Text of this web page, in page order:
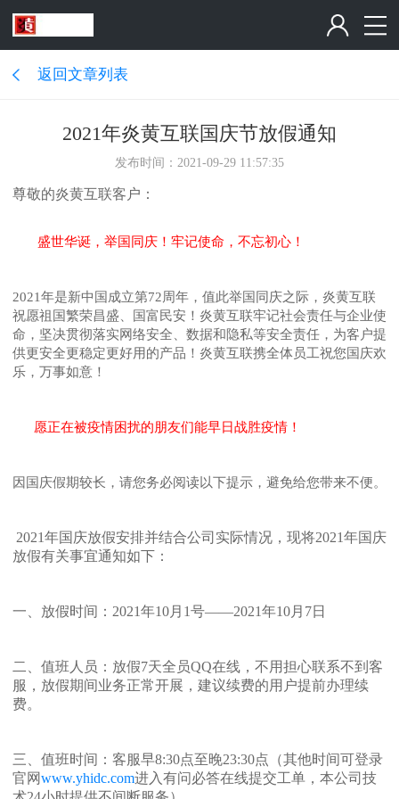
返回文章列表
2021年炎黄互联国庆节放假通知
发布时间：2021-09-29 11:57:35
尊敬的炎黄互联客户：
盛世华诞，举国同庆！牢记使命，不忘初心！
2021年是新中国成立第72周年，值此举国同庆之际，炎黄互联
祝愿祖国繁荣昌盛、国富民安！炎黄互联牢记社会责任与企业使
命，坚决贯彻落实网络安全、数据和隐私等安全责任，为客户提
供更安全更稳定更好用的产品！炎黄互联携全体员工祝您国庆欢
乐，万事如意！
愿正在被疫情困扰的朋友们能早日战胜疫情！
因国庆假期较长，请您务必阅读以下提示，避免给您带来不便。
2021年国庆放假安排并结合公司实际情况，现将2021年国庆
放假有关事宜通知如下：
一、放假时间：2021年10月1号——2021年10月7日
二、值班人员：放假7天全员QQ在线，不用担心联系不到客
服，放假期间业务正常开展，建议续费的用户提前办理续
费。
三、值班时间：客服早8:30点至晚23:30点（其他时间可登录
官网www.yhidc.com进入有问必答在线提交工单，本公司技